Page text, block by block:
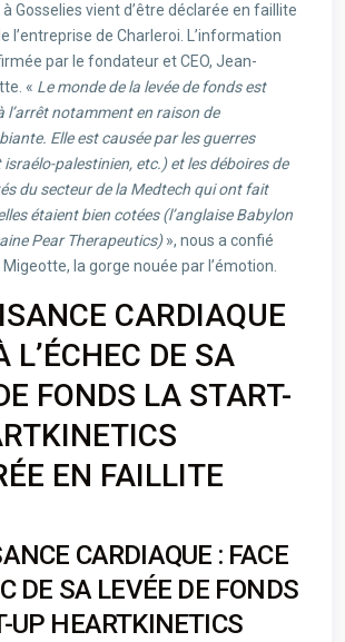
Gosselies vient d’être déclarée en faillite
l’entreprise de Charleroi. L’information
par le fondateur et CEO, Jean-
« Le monde de la levée de fonds est
l’arrêt notamment en raison de
Elle est causée par les guerres
palestinien, etc.) et les déboires de
du secteur de la Medtech qui ont fait
étaient bien cotées (l’anglaise Babylon
Pear Therapeutics)», nous a confié
la gorge nouée par l’émotion.
CARDIAQUE
L’ÉCHEC DE SA
FONDS LA START-
EN FAILLITE
CARDIAQUE : FACE
DE SA LEVÉE DE FONDS
UP HEARTKINETICS